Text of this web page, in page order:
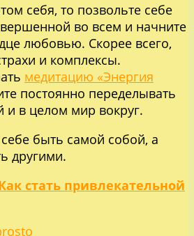
себя, то позвольте себе
во всем и начните
любовью. Скорее всего,
и комплексы.
медитацию «Энергия
постоянно переделывать
и в целом мир вокруг.
быть самой собой, а
другими.
стать привлекательной